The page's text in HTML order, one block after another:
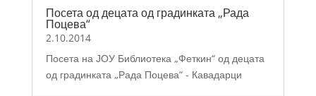
Посета од децата од градинката „Рада
Поцева“
2.10.2014
Посета на ЈОУ Библиотека „Феткин“ од децата
од градинката „Рада Поцева“ - Кавадарци